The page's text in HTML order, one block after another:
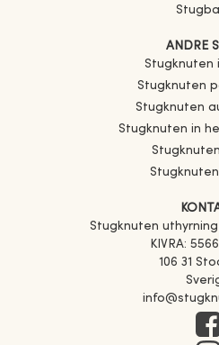
ANDRE
Stugknuten
Stugknuten
Stugknuten
Stugknuten in
Stugknuten
KIVRA:
106 31